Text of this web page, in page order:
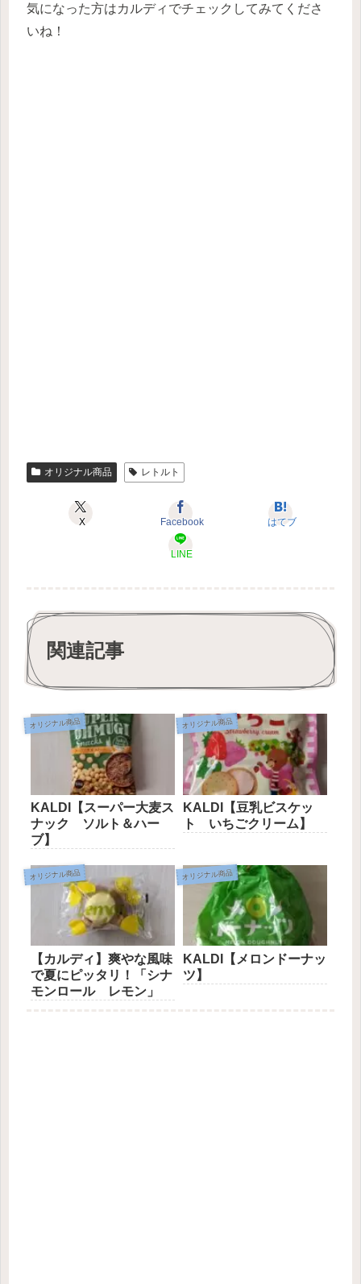
気になった方はカルディでチェックしてみてくださ
いね！
オリジナル商品 レトルト
X Facebook はてブ
LINE
関連記事
オリジナル商品
KALDI【スーパー大麦ス
ナック ソルト＆ハー
ブ】
オリジナル商品
KALDI【豆乳ビスケッ
ト いちごクリーム】
オリジナル商品
【カルディ】爽やな風味
で夏にピッタリ！「シナ
モンロール レモン」
オリジナル商品
KALDI【メロンドーナッ
ツ】